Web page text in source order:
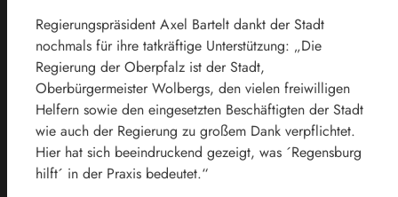
Regierungspräsident Axel Bartelt dankt der Stadt
nochmals für ihre tatkräftige Unterstützung: „Die
Regierung der Oberpfalz ist der Stadt,
Oberbürgermeister Wolbergs, den vielen freiwilligen
Helfern sowie den eingesetzten Beschäftigten der Stadt
wie auch der Regierung zu großem Dank verpflichtet.
Hier hat sich beeindruckend gezeigt, was ´Regensburg
hilft´ in der Praxis bedeutet.“